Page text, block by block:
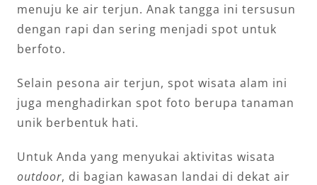
menuju ke air terjun. Anak tangga ini tersusun
dengan rapi dan sering menjadi spot untuk
berfoto.
Selain pesona air terjun, spot wisata alam ini
juga menghadirkan spot foto berupa tanaman
unik berbentuk hati.
Untuk Anda yang menyukai aktivitas wisata
outdoor, di bagian kawasan landai di dekat air